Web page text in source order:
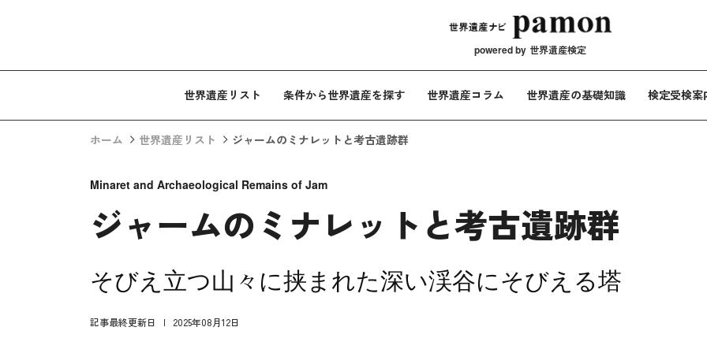
メインナビゲ
powered by 世界遺産検定
世界遺産リスト 条件から世界遺産を探す 世界遺産コラム 世界遺産の基礎知識 検定受検案
ホーム 世界遺産リスト ジャームのミナレットと考古遺跡群
Minaret and Archaeological Remains of Jam
ジャームのミナレットと考古遺跡群
そびえ立つ山々に挟まれた深い渓谷にそびえる塔
記事最終更新日 2025年08月12日